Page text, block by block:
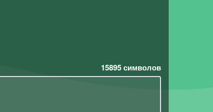
15895символов